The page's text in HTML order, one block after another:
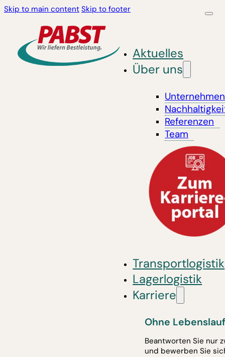
Skip to main content Skip to footer
Aktuelles
Über uns
Unternehmen
Referenzen
Team
Transportlogistik
Lagerlogistik
Karriere
Ohne
Beantworten Sie nur
und bewerben Sie